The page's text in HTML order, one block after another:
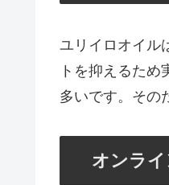
ユリイロオイル
トを抑えるた
多いです。その
オンラ